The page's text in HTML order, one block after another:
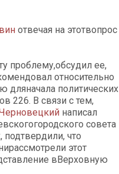
отвечая на этотвопрос
проблему,обсудил ее,
относительно
политических
226. В связи с тем,
написал
совета
что
этот
вВерховную